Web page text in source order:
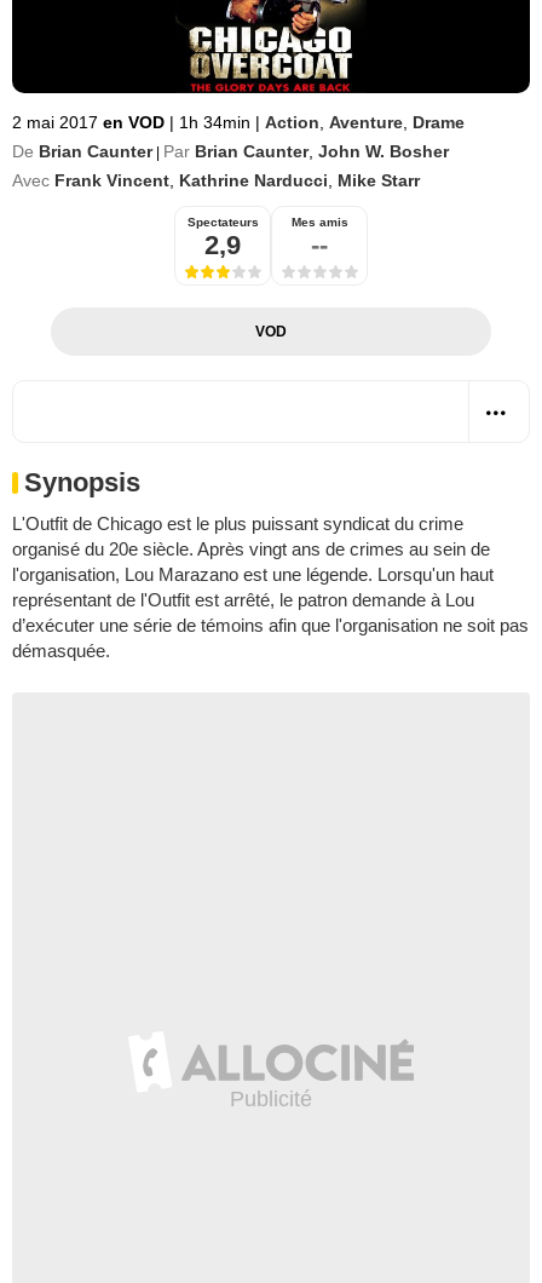
2 mai 2017 en VOD | 1h 34min | Action Aventure Drame
De Brian Caunter Par Brian Caunter, John W. Bosher
Avec Frank Vincent Kathrine Narducci Mike Starr
Spectateurs
2,9
Mes amis
--
VOD
Synopsis
L'Outfit de Chicago est le plus puissant syndicat du crime
organisé du 20e siècle. Après vingt ans de crimes au sein de
l'organisation, Lou Marazano est une légende. Lorsqu'un haut
représentant de l'Outfit est arrêté, le patron demande à Lou
d’exécuter une série de témoins afin que l'organisation ne soit pas
démasquée.